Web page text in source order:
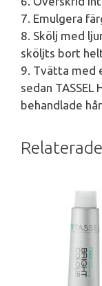
7. Emulgera
8. Skölj med
sköljts bort
9. Tvätta med
sedan
behandlade